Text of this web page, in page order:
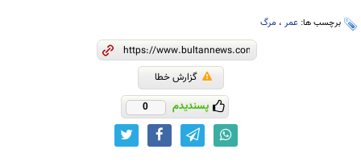
برچسب ها: عمر ، مرگ
گزارش خطا
پسندیدم 0